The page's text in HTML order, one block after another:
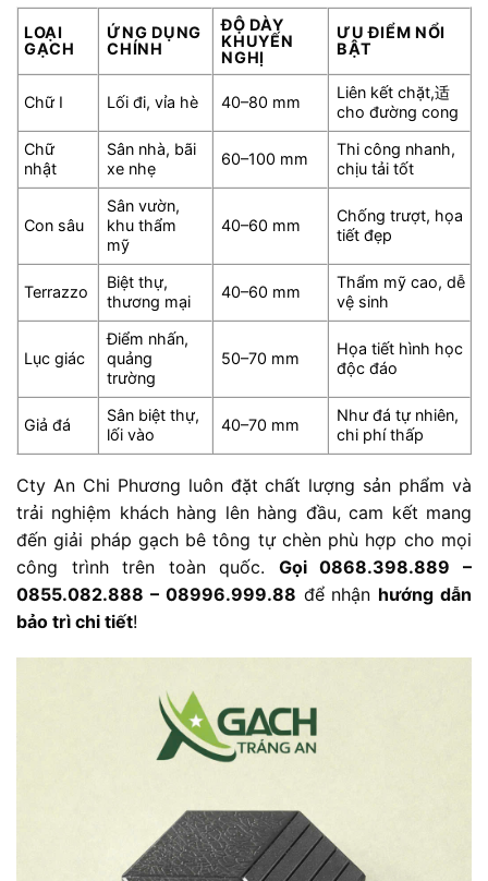
LOẠI
GẠCH
ỨNG DỤNG
CHÍNH
ĐỘ DÀY
KHUYẾN
NGHỊ
ƯU ĐIỂM NỔI
BẬT
Chữ I Lối đi, vỉa hè 40–80 mm
Liên kết chặt,适
cho đường cong
Chữ
nhật
Sân nhà, bãi
xe nhẹ
60–100 mm
Thi công nhanh,
chịu tải tốt
Con sâu
Sân vườn,
khu thẩm
mỹ
40–60 mm
Chống trượt, họa
tiết đẹp
Terrazzo
Biệt thự,
thương mại
40–60 mm
Thẩm mỹ cao, dễ
vệ sinh
Lục giác
Điểm nhấn,
quảng
trường
50–70 mm
Họa tiết hình học
độc đáo
Giả đá
Sân biệt thự,
lối vào
40–70 mm
Như đá tự nhiên,
chi phí thấp
Cty An Chi Phương luôn đặt chất lượng sản phẩm và
trải nghiệm khách hàng lên hàng đầu, cam kết mang
đến giải pháp gạch bê tông tự chèn phù hợp cho mọi
công trình trên toàn quốc. Gọi 0868.398.889 –
0855.082.888 – 08996.999.88 để nhận hướng dẫn
bảo trì chi tiết!